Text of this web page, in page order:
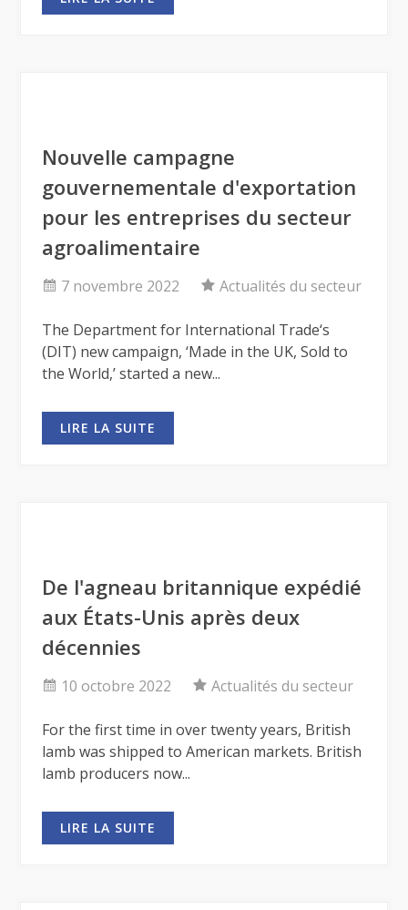
Nouvelle campagne
gouvernementale d'exportation
pour les entreprises du secteur
agroalimentaire
7 novembre 2022 Actualités du secteur
The Department for International Trade‘s
(DIT) new campaign, ‘Made in the UK, Sold to
the World,’ started a new...
LIRE LA SUITE
De l'agneau britannique expédié
aux États-Unis après deux
décennies
10 octobre 2022 Actualités du secteur
For the first time in over twenty years, British
lamb was shipped to American markets. British
lamb producers now...
LIRE LA SUITE